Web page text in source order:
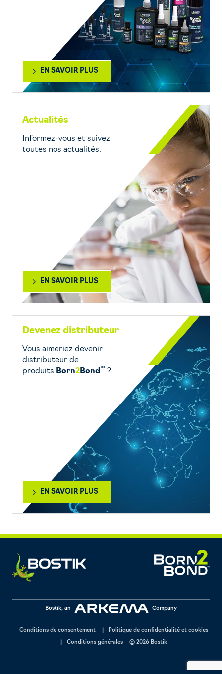
EN SAVOIR PLUS
Actualités
Informez-vous et suivez
toutes nos actualités.
EN SAVOIR PLUS
Devenez distributeur
Vous aimeriez devenir
distributeur de
produits Born2Bond ™ ?
EN SAVOIR PLUS
Bostik, an Company
Conditions de consentement Politique de confidentialité et cookies
Conditions générales © 2026 Bostik